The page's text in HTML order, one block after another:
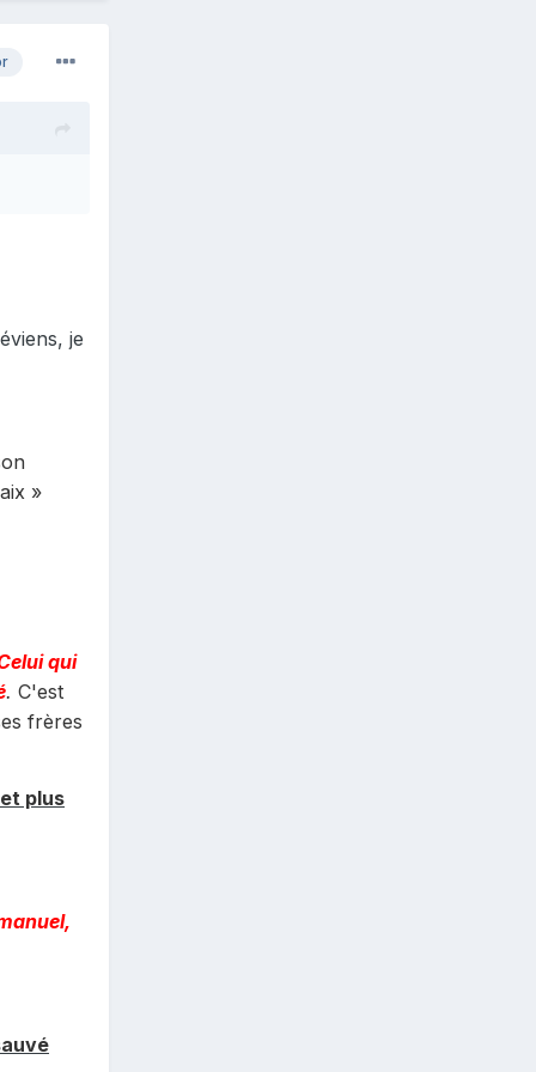
je
»
qui
. C'est
frères
plus